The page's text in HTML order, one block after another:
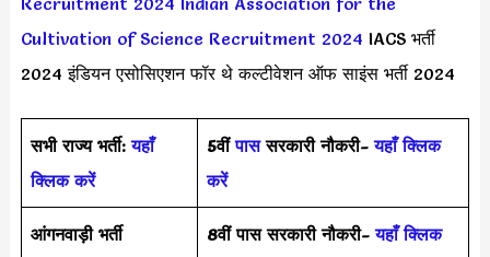
Cultivation of Science Recruitment 2024 IACS भर्ती
2024 इंडियन एसोसिएशन फॉर थे कल्टीवेशन ऑफ साइंस भर्ती 2024
सभी राज्य भर्ती: यहाँ
क्लिक करें
5वींपाससरकारी नौकरी- यहाँ क्लिक
करें
आंगनवाड़ी भर्ती
8वीं पास सरकारी नौकरी- यहाँ क्लिक